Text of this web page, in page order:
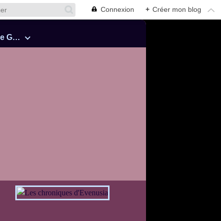
Connexion + Créer mon blog
Cinquante Nuances de Grey